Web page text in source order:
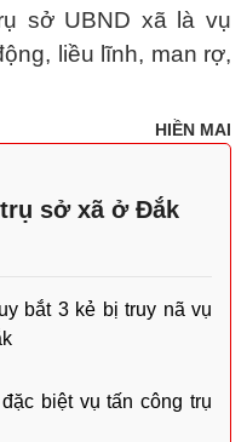
sở UBND xã là vụ
liều lĩnh, man rợ,
HIỀN MAI
sở xã ở Đắk
bắt 3 kẻ bị truy nã vụ
biệt vụ tấn công trụ